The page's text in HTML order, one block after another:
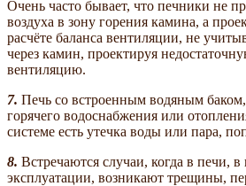
Очень часто бывает, что печники не
воздуха в зону горения камина, а
расчёте баланса вентиляции, не
через камин, проектируя
вентиляцию.
7. Печь со встроенным водяным
горячего водоснабжения или
системе есть утечка воды или пара,
8. Встречаются случаи, когда в печи, в
эксплуатации, возникают трещины,